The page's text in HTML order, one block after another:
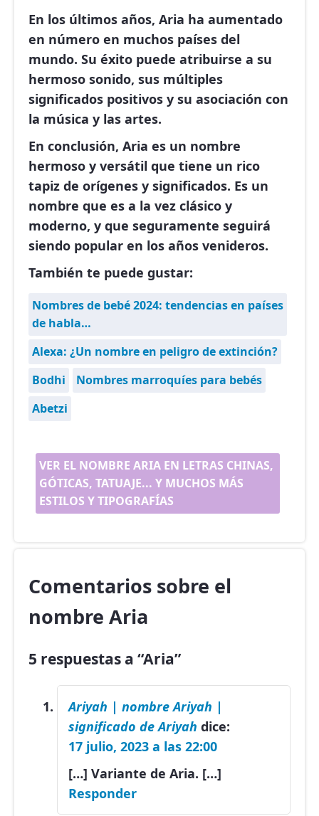
En los últimos años, Aria ha aumentado
en número en muchos países del
mundo. Su éxito puede atribuirse a su
hermoso sonido, sus múltiples
significados positivos y su asociación con
la música y las artes.
En conclusión, Aria es un nombre
hermoso y versátil que tiene un rico
tapiz de orígenes y significados. Es un
nombre que es a la vez clásico y
moderno, y que seguramente seguirá
siendo popular en los años venideros.
También te puede gustar:
Nombres de bebé 2024: tendencias en países
de habla…
Alexa: ¿Un nombre en peligro de extinción?
Bodhi
Nombres marroquíes para bebés
Abetzi
VER EL NOMBRE ARIA EN LETRAS CHINAS,
GÓTICAS, TATUAJE... Y MUCHOS MÁS
ESTILOS Y TIPOGRAFÍAS
Comentarios sobre el
nombre Aria
5 respuestas a “Aria”
Ariyah | nombre Ariyah |
significado de Ariyah dice:
17 julio, 2023 a las 22:00
[…] Variante de Aria. […]
Responder